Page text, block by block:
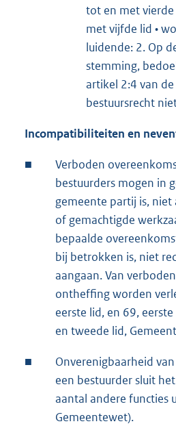
tot en met
met vijfde lid •
luidende: 2. Op
stemming,
artikel 2:4 van
bestuursrecht
Incompatibiliteiten en
■
Verboden
bestuurders mogen in
gemeente partij is, niet
of gemachtigde
bepaalde
bij betrokken is, niet
aangaan. Van
ontheffing worden
eerste lid, en 69,
en tweede lid,
■
Onverenigbaarheid
een bestuurder sluit
aantal andere functies
Gemeentewet).